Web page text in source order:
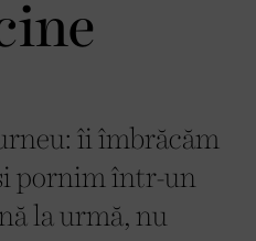
îi îmbrăcăm
pornim într-un
la urmă, nu